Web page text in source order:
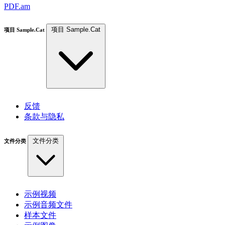
PDF.am
项目 Sample.Cat 项目 Sample.Cat
反馈
条款与隐私
文件分类 文件分类
示例视频
示例音频文件
样本文件